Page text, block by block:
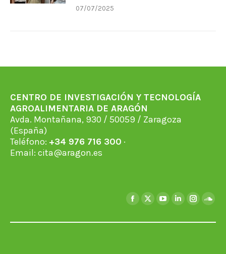
07/07/2025
CENTRO DE INVESTIGACIÓN Y TECNOLOGÍA
AGROALIMENTARIA DE ARAGÓN
Avda. Montañana, 930 / 50059 / Zaragoza
(España)
Teléfono: +34 976 716 300 ·
Email: cita@aragon.es
Facebook
X
YouTubeLinkedin